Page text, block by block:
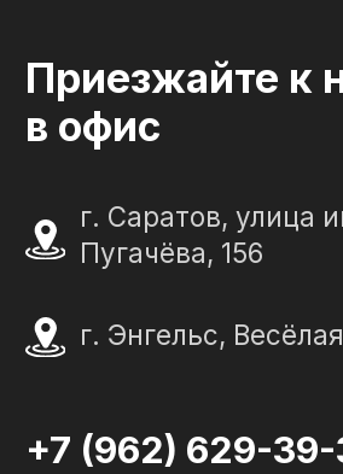
320645100001950
644910038492
Политика конфиденциальности